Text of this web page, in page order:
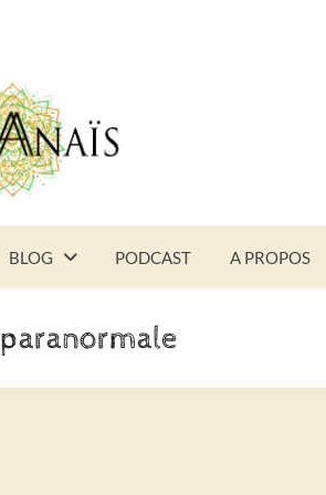
BLOG PODCAST A PROPOS
paranormale